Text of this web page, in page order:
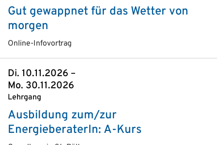
Gut gewappnet für das Wetter von
morgen
Online-Infovortrag
Di. 10.11.2026 –
Mo. 30.11.2026
Lehrgang
Ausbildung zum/zur
EnergieberaterIn: A-Kurs